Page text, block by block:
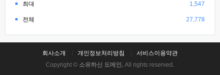
최대 1,547
전체 27,778
회사소개 개인정보처리방침
서비스이용약관
Copyright © 소유하신 도메인. All rights reserved.